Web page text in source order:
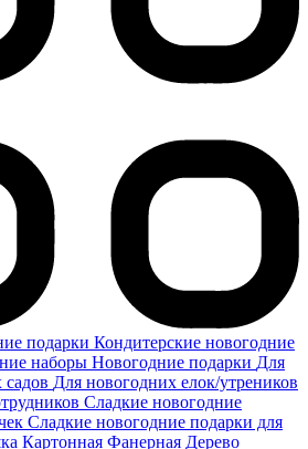
подарки Кондитерские новогодние
наборы Новогодние подарки Для
садов Для новогодних елок/утреников
Сладкие новогодние
Сладкие новогодние подарки для
Картонная Фанерная Дерево